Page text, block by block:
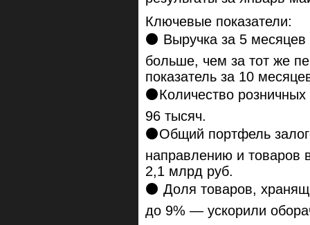
Ключевые показатели:
⚫️ Выручка за 5
больше, чем за тот же
показатель за 10
⚫️Количество
96 тысяч.
⚫️Общий портфель
направлению и товаров
2,1 млрд руб.
⚫️ Доля товаров,
до 9% — ускорили